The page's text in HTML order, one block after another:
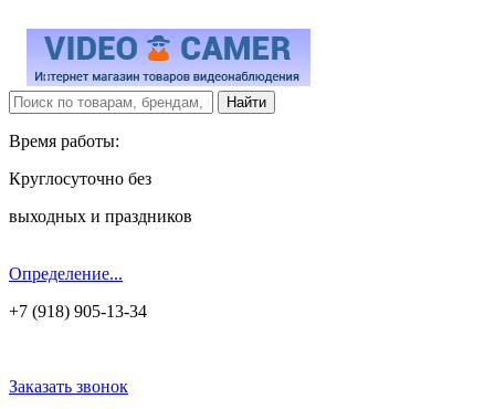
Время работы:
Круглосуточно без
выходных и праздников
Определение...
+7 (918) 905-13-34
Заказать звонок